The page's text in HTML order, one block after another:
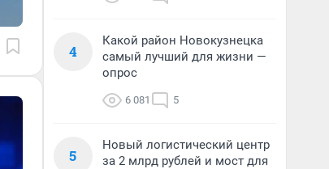
4
Какой район Новокузнецка
самый лучший для жизни —
опрос
6 081 5
5
Новый логистический центр
за 2 млрд рублей и мост для